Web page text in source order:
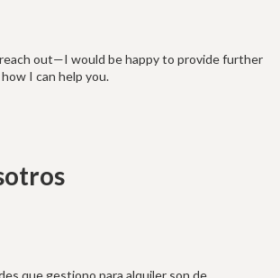
out—I would be happy to provide further
I can help you.